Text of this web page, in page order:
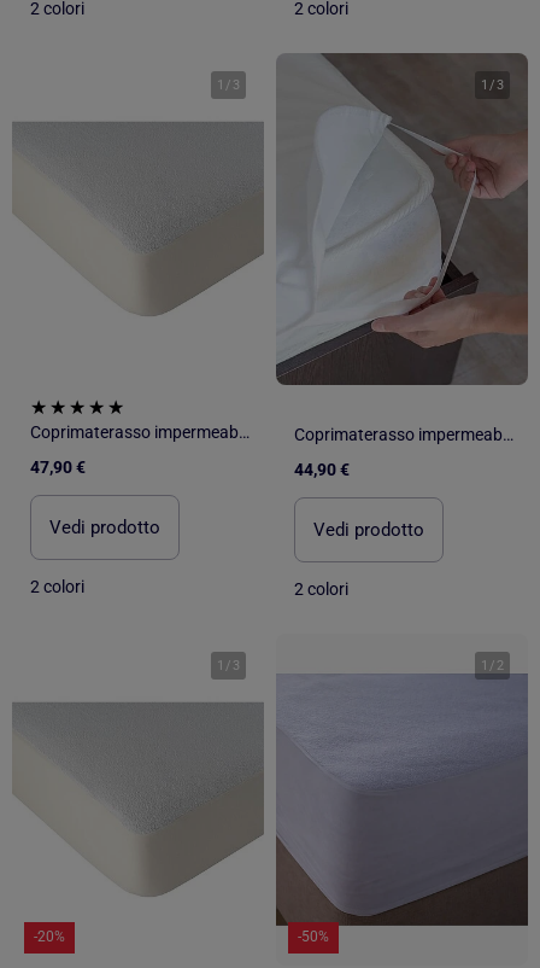
2 colori 2 colori
1 / 3
Coprimaterasso impermeabile con membrana traspirante SILENZIO
47,90 €
Vedi prodotto
2 colori
1 /3
Coprimaterasso impermeabile in PVC con elastici agli angoli HYGIENA PLATEAU
44,90 €
Vedi prodotto
2 colori
1 / 3
-20%
1 / 2
-50%